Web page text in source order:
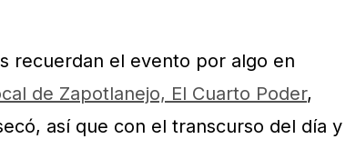
recuerdan el evento por algo en
de Zapotlanejo, El Cuarto Poder,
así que con el transcurso del día y